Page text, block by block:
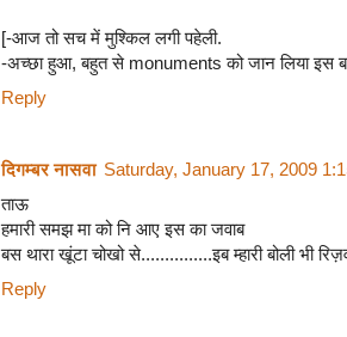
[-आज तो सच में मुश्किल लगी पहेली.
-अच्छा हुआ, बहुत से monuments को जान लिया इस
Reply
दिगम्बर नासवा Saturday, January 17, 2009
ताऊ
हमारी समझ मा को नि आए इस का जवाब
बस थारा खूंटा चोखो से...............इब म्हारी बोली भी
Reply